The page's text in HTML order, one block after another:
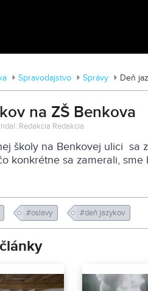
Spravodajstvo Správy Deň
na ZŠ Benkova
Redakcia Redakcia
školy na Benkovej ulici sa
konkrétne sa zamerali, sme
#oslavy #deň jazykov